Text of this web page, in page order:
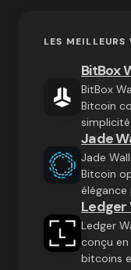
LES MEILLEURS
BitBox
BitBox
Bitcoin
Jade
Jade
Bitcoin
Ledger
Ledger
conçu en
bitcoins